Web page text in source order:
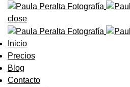
close
Inicio
Precios
Blog
Contacto